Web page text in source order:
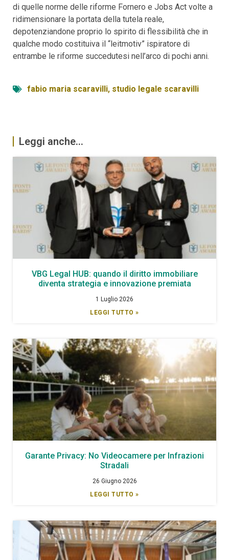
di quelle norme delle riforme Fornero e Jobs Act volte a
ridimensionare la portata della tutela reale,
depotenziandone proprio lo spirito di flessibilità che in
qualche modo costituiva il “leitmotiv” ispiratore di
entrambe le riforme succedutesi nell’arco di pochi anni.
fabio maria scaravilli, studio legale scaravilli
Leggi anche...
VBG Legal HUB: quando il diritto immobiliare
diventa strategia e innovazione premiata
1 Luglio 2026
LEGGI TUTTO »
Garante Privacy: No Videocamere per Infrazioni
Stradali
26 Giugno 2026
LEGGI TUTTO »